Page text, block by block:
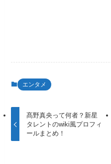
エンタメ
髙野真央って何者？新星
タレントのwiki風プロフィ
ールまとめ！